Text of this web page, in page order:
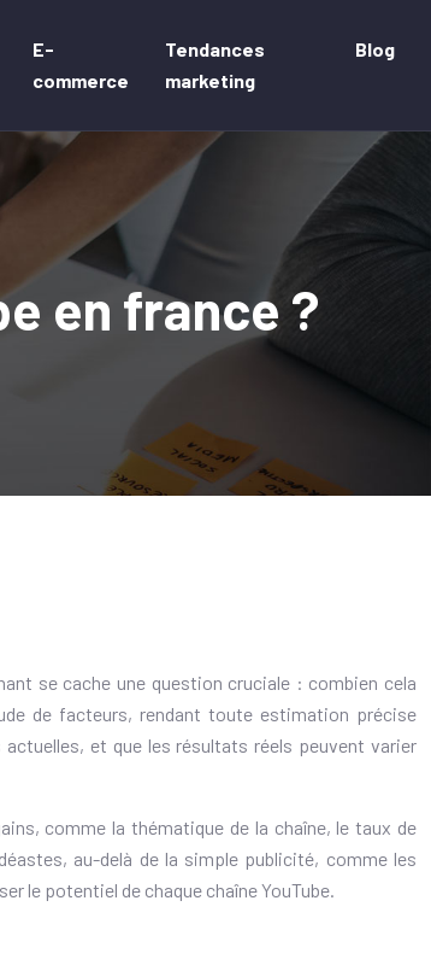
E-
commerce
Tendances
marketing
Blog
en france ?
se cache une question cruciale : combien cela
de facteurs, rendant toute estimation précise
et que les résultats réels peuvent varier
comme la thématique de la chaîne, le taux de
au-delà de la simple publicité, comme les
le potentiel de chaque chaîne YouTube.